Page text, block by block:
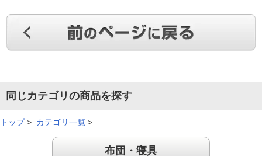
同じカテゴリの商品を探す
トップ> カテゴリ一覧 >
布団・寝具